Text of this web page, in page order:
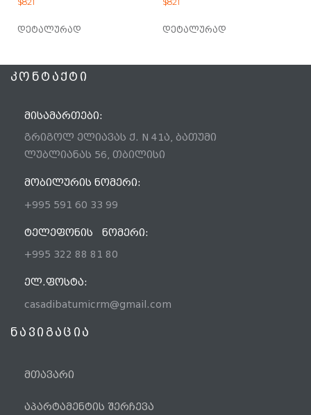
დეტალურად დეტალურად
ᲙᲝᲜᲢᲐᲥᲢᲘ
ᲛᲘᲡᲐᲛᲐᲠᲗᲔᲑᲘ:
გრიგოლ ელიავას ქ. N 41ა, ბათუმი
ლუბლიანას 56, თბილისი
ᲛᲝᲑᲘᲚᲣᲠᲘᲡ ᲜᲝᲛᲔᲠᲘ:
+995 591 60 33 99
ᲢᲔᲚᲔᲤᲝᲜᲘᲡ ᲜᲝᲛᲔᲠᲘ:
+995 322 88 81 80
ᲔᲚ.ᲤᲝᲡᲢᲐ:
casadibatumicrm@gmail.com
ნავიგაცია
მთავარი
აპარტამენტის შერჩევა